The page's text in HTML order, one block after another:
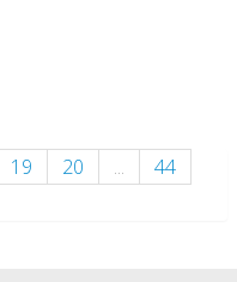
19 20 ...
44